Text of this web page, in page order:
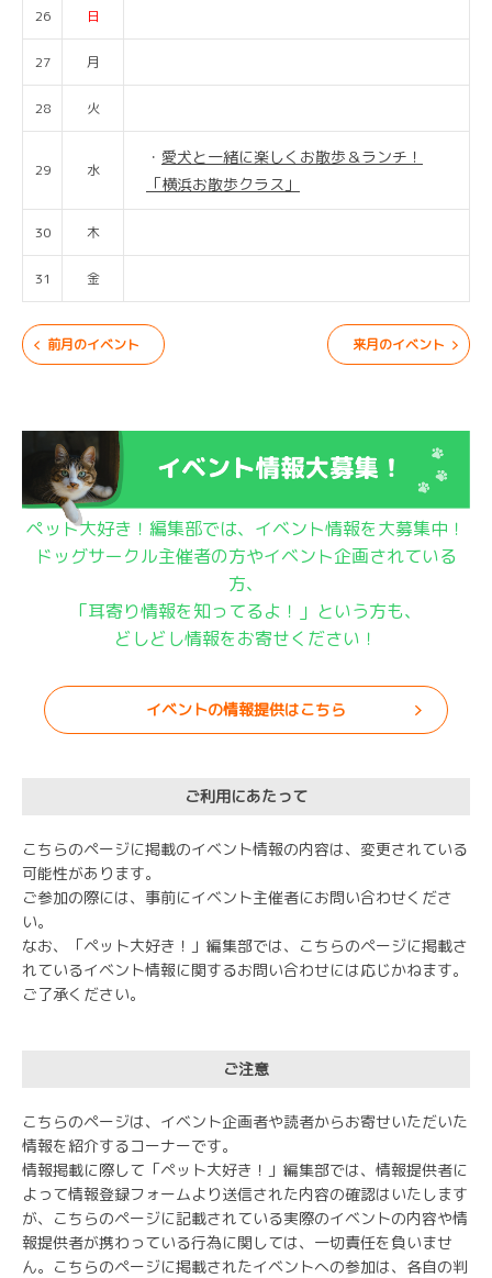
26 日
27 月
28 火
29 水
愛犬と一緒に楽しくお散歩＆ランチ！
「横浜お散歩クラス」
30 木
31 金
前月のイベント 来月のイベント
ペット大好き！編集部では、イベント情報を大募集中！
ドッグサークル主催者の方やイベント企画されている
方、
「耳寄り情報を知ってるよ！」という方も、
どしどし情報をお寄せください！
イベントの情報提供はこちら
ご利用にあたって
こちらのページに掲載のイベント情報の内容は、変更されている
可能性があります。
ご参加の際には、事前にイベント主催者にお問い合わせくださ
い。
なお、「ペット大好き！」編集部では、こちらのページに掲載さ
れているイベント情報に関するお問い合わせには応じかねます。
ご了承ください。
ご注意
こちらのページは、イベント企画者や読者からお寄せいただいた
情報を紹介するコーナーです。
情報掲載に際して「ペット大好き！」編集部では、情報提供者に
よって情報登録フォームより送信された内容の確認はいたします
が、こちらのページに記載されている実際のイベントの内容や情
報提供者が携わっている行為に関しては、一切責任を負いませ
ん。こちらのページに掲載されたイベントへの参加は、各自の判